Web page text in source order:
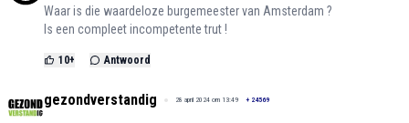
Waar is die waardeloze burgemeester van Amsterdam ?
Is een compleet incompetente trut !
10+ Antwoord
gezondverstandig 28 april 2024 om 13:49 + 24569